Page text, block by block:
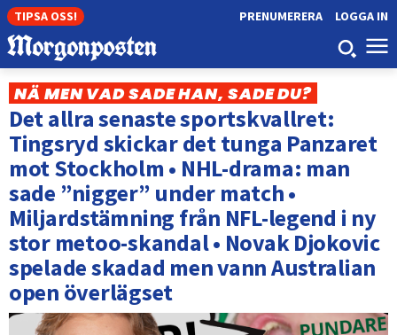
TIPSA OSS! LOGGA IN
PRENUMERERA
NÄ MEN VAD SADE HAN, SADE DU?
Det allra senaste sportskvallret:
Tingsryd skickar det tunga Panzaret
mot Stockholm • NHL-drama: man
sade ”nigger” under match •
Miljardstämning från NFL-legend i ny
stor metoo-skandal • Novak Djokovic
spelade skadad men vann Australian
open överlägset